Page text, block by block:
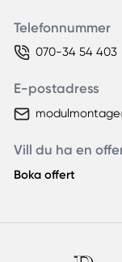
Telefonnummer
070-34 54 403
E-postadress
Vill du ha en
Boka offert